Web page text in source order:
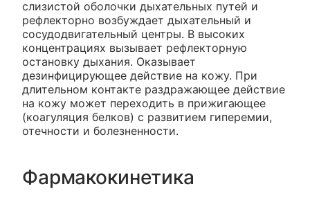
слизистой оболочки дыхательных путей и
рефлекторно возбуждает дыхательный и
сосудодвигательный центры. В высоких
концентрациях вызывает рефлекторную
остановку дыхания. Оказывает
дезинфицирующее действие на кожу. При
длительном контакте раздражающее действие
на кожу может переходить в прижигающее
(коагуляция белков) с развитием гиперемии,
отечности и болезненности.
Фармакокинетика